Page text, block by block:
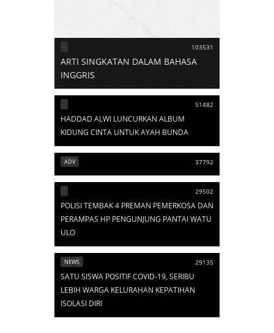
103531
ARTI SINGKATAN DALAM BAHASA
INGGRIS
51482
HADDAD ALWI LUNCURKAN ALBUM
KIDUNG CINTA UNTUK AYAH BUNDA
ADV 37792
29502
POLISI TEMBAK 4 PREMAN PEMERKOSA DAN
PERAMPAS HP PENGUNJUNG PANTAI WATU
ULO
NEWS 29135
SATU SISWA POSITIF COVID-19, SERIBU
LEBIH WARGA KELURAHAN KEPATIHAN
ISOLASI DIRI